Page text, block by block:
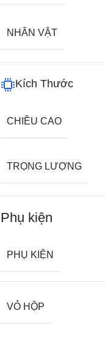
NHÂN VẬT
Kích Thước
CHIỀU CAO
TRỌNG LƯỢNG
Phụ kiện
PHỤ KIỆN
VỎ HỘP